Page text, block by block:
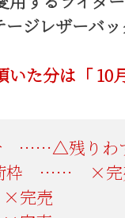
ジレザーバッ
いた分は「
……△残りわ